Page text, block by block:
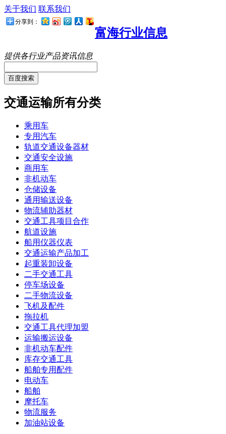
关于我们 联系我们
分享到：
富海行业信息
提供各行业产品资讯信息
百度搜索
交通运输所有分类
乘用车
专用汽车
轨道交通设备器材
交通安全设施
商用车
非机动车
仓储设备
通用输送设备
物流辅助器材
交通工具项目合作
航道设施
船用仪器仪表
交通运输产品加工
起重装卸设备
二手交通工具
停车场设备
二手物流设备
飞机及配件
拖拉机
交通工具代理加盟
运输搬运设备
非机动车配件
库存交通工具
船舶专用配件
电动车
船舶
摩托车
物流服务
加油站设备